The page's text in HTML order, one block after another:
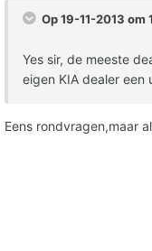
Op 19-11-2013
Yes sir, de meeste
eigen KIA dealer
Eens rondvragen,maar